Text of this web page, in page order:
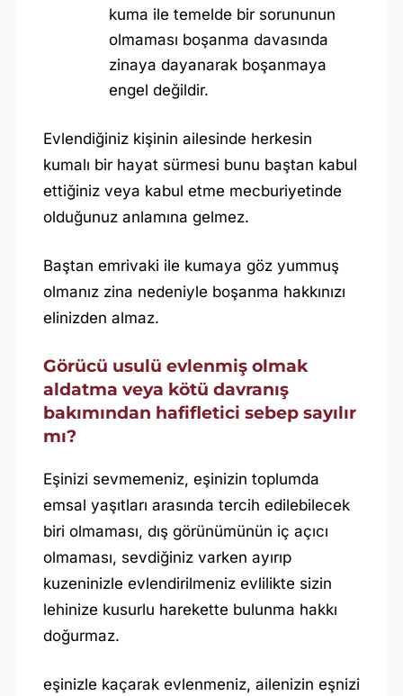
kuma ile temelde bir sorununun
olmaması boşanma davasında
zinaya dayanarak boşanmaya
engel değildir.
Evlendiğiniz kişinin ailesinde herkesin
kumalı bir hayat sürmesi bunu baştan kabul
ettiğiniz veya kabul etme mecburiyetinde
olduğunuz anlamına gelmez.
Baştan emrivaki ile kumaya göz yummuş
olmanız zina nedeniyle boşanma hakkınızı
elinizden almaz.
Görücü usulü evlenmiş olmak
aldatma veya kötü davranış
bakımından hafifletici sebep sayılır
mı?
Eşinizi sevmemeniz, eşinizin toplumda
emsal yaşıtları arasında tercih edilebilecek
biri olmaması, dış görünümünün iç açıcı
olmaması, sevdiğiniz varken ayırıp
kuzeninizle evlendirilmeniz evlilikte sizin
lehinize kusurlu harekette bulunma hakkı
doğurmaz.
eşinizle kaçarak evlenmeniz, ailenizin eşnizi